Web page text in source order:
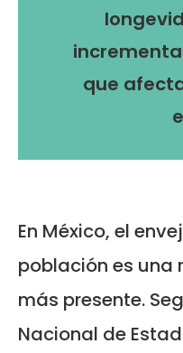
que
En México, el
población es una
más presente.
Nacional de